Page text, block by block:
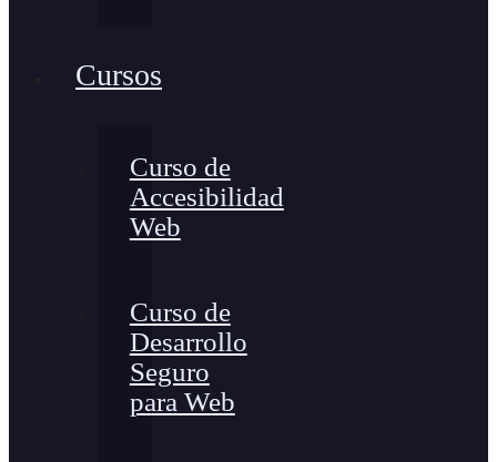
Cursos
Curso de
Accesibilidad
Web
Curso de
Desarrollo
Seguro
para Web